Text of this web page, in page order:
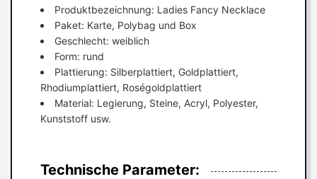
Produktbezeichnung: Ladies Fancy Necklace
Paket: Karte, Polybag und Box
Geschlecht: weiblich
Form: rund
Plattierung: Silberplattiert, Goldplattiert,
Rhodiumplattiert, Roségoldplattiert
Material: Legierung, Steine, Acryl, Polyester,
Kunststoff usw.
Technische Parameter: